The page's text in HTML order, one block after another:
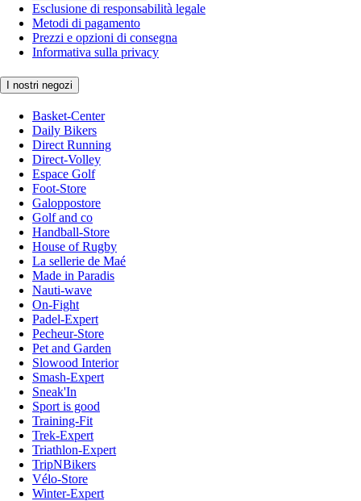
Esclusione di responsabilità legale
Metodi di pagamento
Prezzi e opzioni di consegna
Informativa sulla privacy
I nostri negozi
Basket-Center
Daily Bikers
Direct Running
Direct-Volley
Espace Golf
Foot-Store
Galoppostore
Golf and co
Handball-Store
House of Rugby
La sellerie de Maé
Made in Paradis
Nauti-wave
On-Fight
Padel-Expert
Pecheur-Store
Pet and Garden
Slowood Interior
Smash-Expert
Sneak'In
Sport is good
Training-Fit
Trek-Expert
Triathlon-Expert
TripNBikers
Vélo-Store
Winter-Expert